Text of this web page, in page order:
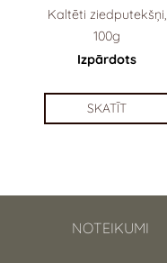
Kaltēti ziedputekšņi,
100g
Izpārdots
SKATĪT
NOTEIKUMI